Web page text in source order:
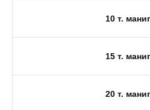
10 т.
15 т.
20 т.